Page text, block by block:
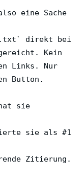
eine Sache
direkt bei
Kein
Links. Nur
Button.
sie
sie als #1
Zitierung.